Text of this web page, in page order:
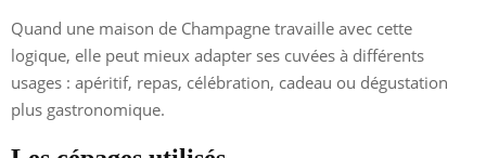
Quand une maison de Champagne travaille avec cette
logique, elle peut mieux adapter ses cuvées à différents
usages : apéritif, repas, célébration, cadeau ou dégustation
plus gastronomique.